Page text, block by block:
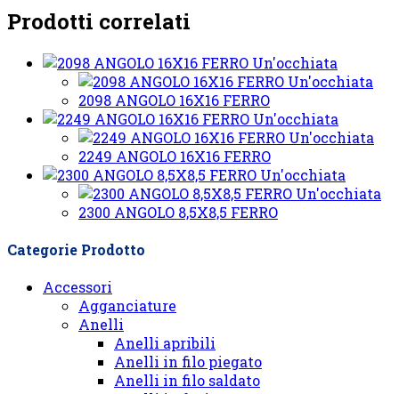
Prodotti correlati
Un'occhiata
Un'occhiata
2098 ANGOLO 16X16 FERRO
Un'occhiata
Un'occhiata
2249 ANGOLO 16X16 FERRO
Un'occhiata
Un'occhiata
2300 ANGOLO 8,5X8,5 FERRO
Categorie Prodotto
Accessori
Agganciature
Anelli
Anelli apribili
Anelli in filo piegato
Anelli in filo saldato